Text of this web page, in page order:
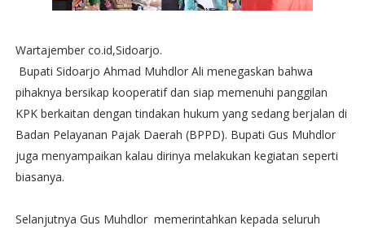
Wartajember co.id,Sidoarjo.
Bupati Sidoarjo Ahmad Muhdlor Ali menegaskan bahwa
pihaknya bersikap kooperatif dan siap memenuhi panggilan
KPK berkaitan dengan tindakan hukum yang sedang berjalan di
Badan Pelayanan Pajak Daerah (BPPD). Bupati Gus Muhdlor
juga menyampaikan kalau dirinya melakukan kegiatan seperti
biasanya.
Selanjutnya Gus Muhdlor memerintahkan kepada seluruh